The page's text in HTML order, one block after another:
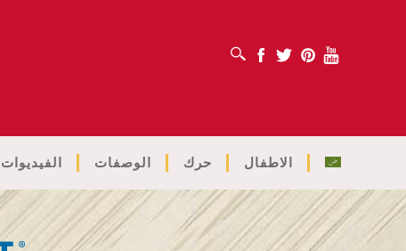
افتح مربع البحثFacebook TwitterPinterestYoutube
الفيديوات الوصفات حرك الاطفال